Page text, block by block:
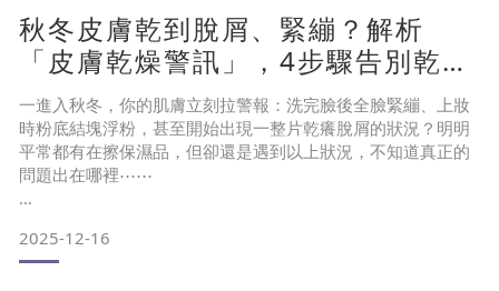
秋冬皮膚乾到脫屑、緊繃？解析
「皮膚乾燥警訊」，4步驟告別乾
荒！
一進入秋冬，你的肌膚立刻拉警報：洗完臉後全臉緊繃、上妝
時粉底結塊浮粉，甚至開始出現一整片乾癢脫屑的狀況？明明
平常都有在擦保濕品，但卻還是遇到以上狀況，不知道真正的
問題出在哪裡⋯⋯
其實皮膚乾不只是「缺水」這麼簡單！背後隱藏著環境、清潔
習慣和保養盲區等原因，本文將為您全面解析秋冬肌膚乾燥的
2025-12-16